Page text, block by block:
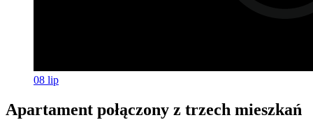
08 lip
Apartament połączony z trzech mieszkań